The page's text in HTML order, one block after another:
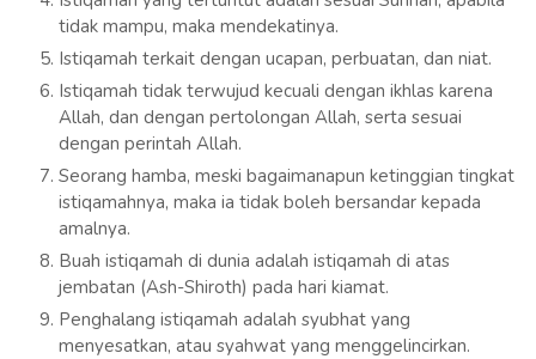
tidak mampu, maka mendekatinya.
Istiqamah terkait dengan ucapan, perbuatan, dan niat.
Istiqamah tidak terwujud kecuali dengan ikhlas karena
Allah, dan dengan pertolongan Allah, serta sesuai
dengan perintah Allah.
Seorang hamba, meski bagaimanapun ketinggian tingkat
istiqamahnya, maka ia tidak boleh bersandar kepada
amalnya.
Buah istiqamah di dunia adalah istiqamah di atas
jembatan (Ash-Shiroth) pada hari kiamat.
Penghalang istiqamah adalah syubhat yang
menyesatkan, atau syahwat yang menggelincirkan.